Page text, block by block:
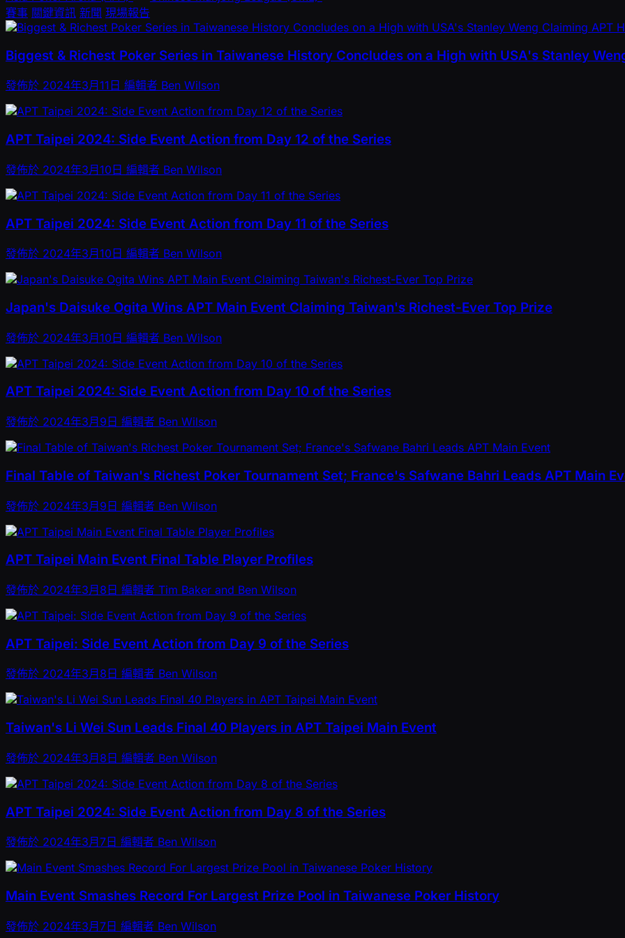
賽事 關鍵資訊 新聞 現場報告
Biggest & Richest Poker Series in Taiwanese History Concludes on a High with USA's Stanley
發佈於 2024年3月11日 編輯者 Ben Wilson
APT Taipei 2024: Side Event Action from Day 12 of the Series
發佈於 2024年3月10日 編輯者 Ben Wilson
APT Taipei 2024: Side Event Action from Day 11 of the Series
發佈於 2024年3月10日 編輯者 Ben Wilson
Japan's Daisuke Ogita Wins APT Main Event Claiming Taiwan's Richest-Ever Top Prize
發佈於 2024年3月10日 編輯者 Ben Wilson
APT Taipei 2024: Side Event Action from Day 10 of the Series
發佈於 2024年3月9日 編輯者 Ben Wilson
Final Table of Taiwan's Richest Poker Tournament Set; France's Safwane Bahri Leads APT Main
發佈於 2024年3月9日 編輯者 Ben Wilson
APT Taipei Main Event Final Table Player Profiles
發佈於 2024年3月8日 編輯者 Tim Baker and Ben Wilson
APT Taipei: Side Event Action from Day 9 of the Series
發佈於 2024年3月8日 編輯者 Ben Wilson
Taiwan's Li Wei Sun Leads Final 40 Players in APT Taipei Main Event
發佈於 2024年3月8日 編輯者 Ben Wilson
APT Taipei 2024: Side Event Action from Day 8 of the Series
發佈於 2024年3月7日 編輯者 Ben Wilson
Main Event Smashes Record For Largest Prize Pool in Taiwanese Poker History
發佈於 2024年3月7日 編輯者 Ben Wilson